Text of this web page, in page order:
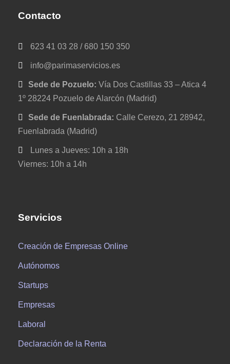
Contacto
623 41 03 28 / 680 150 350
info@parimaservicios.es
Sede de Pozuelo: Vía Dos Castillas 33 – Atica 4
1º 28224 Pozuelo de Alarcón (Madrid)
Sede de Fuenlabrada: Calle Cerezo, 21 28942,
Fuenlabrada (Madrid)
Lunes a Jueves: 10h a 18h
Viernes: 10h a 14h
Servicios
Creación de Empresas Online
Autónomos
Startups
Empresas
Laboral
Declaración de la Renta